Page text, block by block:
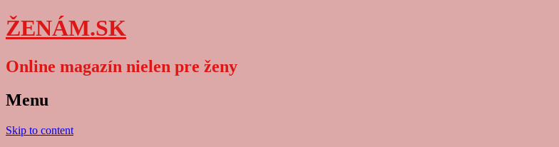
ŽENÁM.SK
Online magazín nielen pre ženy
Menu
Skip to content